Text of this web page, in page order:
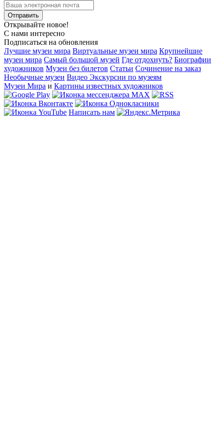
Открывайте новое!
С нами интересно
Подписаться на обновления
Лучшие музеи мира Виртуальные музеи мира Крупнейшие
музеи мира Самый большой музей Где отдохнуть? Биографии
художников Музеи без билетов Статьи Сочинение на заказ
Необычные музеи Видео Экскурсии по музеям
Музеи Мира и Картины известных художников
Написать нам